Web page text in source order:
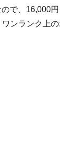
で、16,000
ンランク上